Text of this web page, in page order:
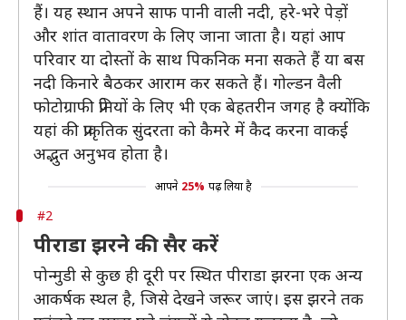
हैं। यह स्थान अपने साफ पानी वाली नदी, हरे-भरे पेड़ों
और शांत वातावरण के लिए जाना जाता है। यहां आप
परिवार या दोस्तों के साथ पिकनिक मना सकते हैं या बस
नदी किनारे बैठकर आराम कर सकते हैं। गोल्डन वैली
फोटोग्राफी प्रेमियों के लिए भी एक बेहतरीन जगह है क्योंकि
यहां की प्राकृतिक सुंदरता को कैमरे में कैद करना वाकई
अद्भुत अनुभव होता है।
आपने 25% पढ़ लिया है
#2
पीराडा झरने की सैर करें
पोन्मुडी से कुछ ही दूरी पर स्थित पीराडा झरना एक अन्य
आकर्षक स्थल है, जिसे देखने जरूर जाएं। इस झरने तक